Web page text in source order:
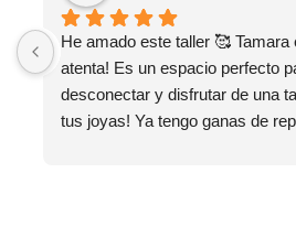
He amado este taller 🥰
atenta! Es un espacio perfecto
desconectar y disfrutar de una
tus joyas! Ya tengo ganas de